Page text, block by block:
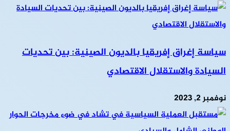
سياسة إغراق إفريقيا بالديون الصينية: بين تحديات
السيادة والاستقلال الاقتصادي
نوفمبر 2, 2023